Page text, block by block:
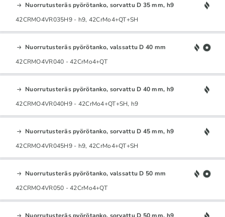
Nuorrutusteräs pyörötanko, sorvattu D 35 mm, h9
42CRMO4VR035H9 - h9, 42CrMo4+QT+SH
Nuorrutusteräs pyörötanko, valssattu D 40 mm
42CRMO4VR040 - 42CrMo4+QT
Nuorrutusteräs pyörötanko, sorvattu D 40 mm, h9
42CRMO4VR040H9 - 42CrMo4+QT+SH, h9
Nuorrutusteräs pyörötanko, sorvattu D 45 mm, h9
42CRMO4VR045H9 - h9, 42CrMo4+QT+SH
Nuorrutusteräs pyörötanko, valssattu D 50 mm
42CRMO4VR050 - 42CrMo4+QT
Nuorrutusteräs pyörötanko, sorvattu D 50 mm, h9